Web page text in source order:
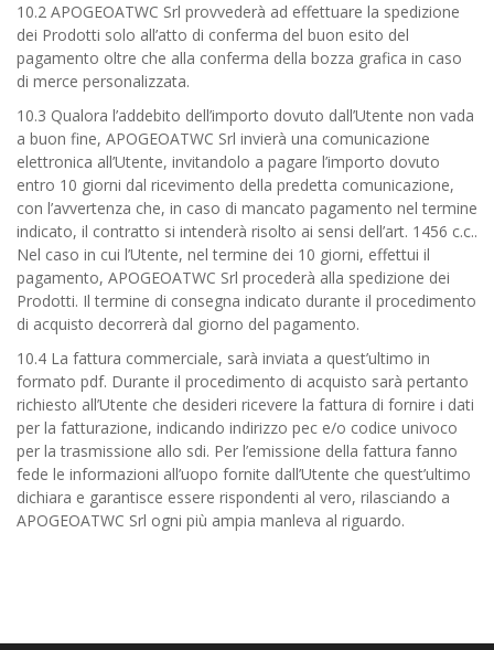
10.2 APOGEOATWC Srl provvederà ad effettuare la spedizione
dei Prodotti solo all’atto di conferma del buon esito del
pagamento oltre che alla conferma della bozza grafica in caso
di merce personalizzata.
10.3 Qualora l’addebito dell’importo dovuto dall’Utente non vada
a buon fine, APOGEOATWC Srl invierà una comunicazione
elettronica all’Utente, invitandolo a pagare l’importo dovuto
entro 10 giorni dal ricevimento della predetta comunicazione,
con l’avvertenza che, in caso di mancato pagamento nel termine
indicato, il contratto si intenderà risolto ai sensi dell’art. 1456 c.c..
Nel caso in cui l’Utente, nel termine dei 10 giorni, effettui il
pagamento, APOGEOATWC Srl procederà alla spedizione dei
Prodotti. Il termine di consegna indicato durante il procedimento
di acquisto decorrerà dal giorno del pagamento.
10.4 La fattura commerciale, sarà inviata a quest’ultimo in
formato pdf. Durante il procedimento di acquisto sarà pertanto
richiesto all’Utente che desideri ricevere la fattura di fornire i dati
per la fatturazione, indicando indirizzo pec e/o codice univoco
per la trasmissione allo sdi. Per l’emissione della fattura fanno
fede le informazioni all’uopo fornite dall’Utente che quest’ultimo
dichiara e garantisce essere rispondenti al vero, rilasciando a
APOGEOATWC Srl ogni più ampia manleva al riguardo.